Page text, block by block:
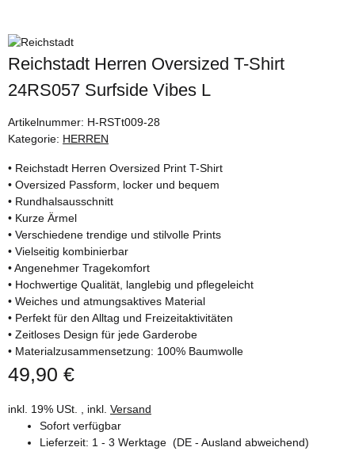
Reichstadt Herren Oversized T-Shirt
24RS057 Surfside Vibes L
Artikelnummer: H-RSTt009-28
Kategorie: HERREN
• Reichstadt Herren Oversized Print T-Shirt
• Oversized Passform, locker und bequem
• Rundhalsausschnitt
• Kurze Ärmel
• Verschiedene trendige und stilvolle Prints
• Vielseitig kombinierbar
• Angenehmer Tragekomfort
• Hochwertige Qualität, langlebig und pflegeleicht
• Weiches und atmungsaktives Material
• Perfekt für den Alltag und Freizeitaktivitäten
• Zeitloses Design für jede Garderobe
• Materialzusammensetzung: 100% Baumwolle
49,90 €
inkl. 19% USt. , inkl. Versand
Sofort verfügbar
Lieferzeit: 1 - 3 Werktage (DE - Ausland abweichend)